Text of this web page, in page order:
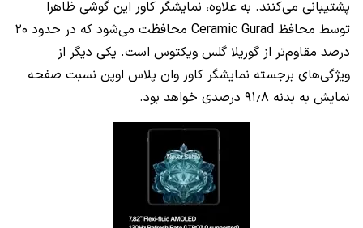
پشتیبانی می‌کنند. به علاوه، نمایشگر کاور این گوشی ظاهرا
توسط محافظ Ceramic Gurad محافظت می‌شود که در حدود ۲۰
درصد مقاوم‌تر از گوریلا گلس ویکتوس است. یکی دیگر از
ویژگی‌های برجسته نمایشگر کاور وان پلاس اوپن نسبت صفحه
نمایش به بدنه ۹۱٫۸ درصدی خواهد بود.